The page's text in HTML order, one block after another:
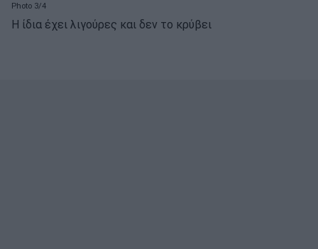
Photo 3/4
Η ίδια έχει λιγούρες και δεν το κρύβει